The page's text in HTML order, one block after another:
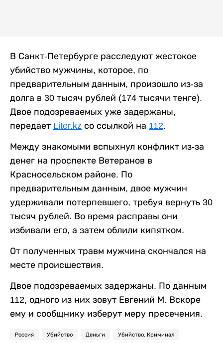
В Санкт-Петербурге расследуют жестокое
убийство мужчины, которое, по
предварительным данным, произошло из-за
долга в 30 тысяч рублей (174 тысячи тенге).
Двое подозреваемых уже задержаны,
передает Liter.kz со ссылкой на 112.
Между знакомыми вспыхнул конфликт из-за
денег на проспекте Ветеранов в
Красносельском районе. По
предварительным данным, двое мужчин
удерживали потерпевшего, требуя вернуть 30
тысяч рублей. Во время расправы они
избивали его, а затем облили кипятком.
От полученных травм мужчина скончался на
месте происшествия.
Двое подозреваемых задержаны. По данным
112, одного из них зовут Евгений М. Вскоре
ему и сообщнику изберут меру пресечения.
Россия Убийство Деньги Убийство. Криминал